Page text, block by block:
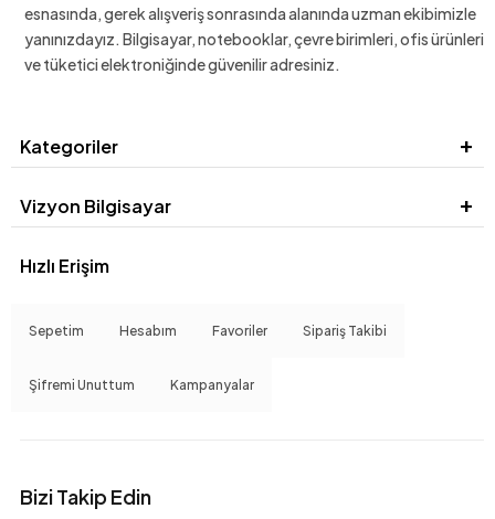
esnasında, gerek alışveriş sonrasında alanında uzman ekibimizle
yanınızdayız. Bilgisayar, notebooklar, çevre birimleri, ofis ürünleri
ve tüketici elektroniğinde güvenilir adresiniz.
Kategoriler
Vizyon Bilgisayar
Hızlı Erişim
Sepetim Hesabım Favoriler Sipariş Takibi
Şifremi Unuttum Kampanyalar
Bizi Takip Edin